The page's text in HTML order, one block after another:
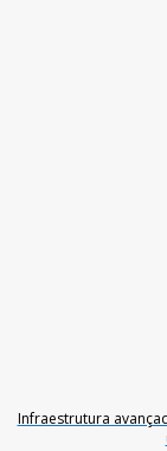
Infraestrutura